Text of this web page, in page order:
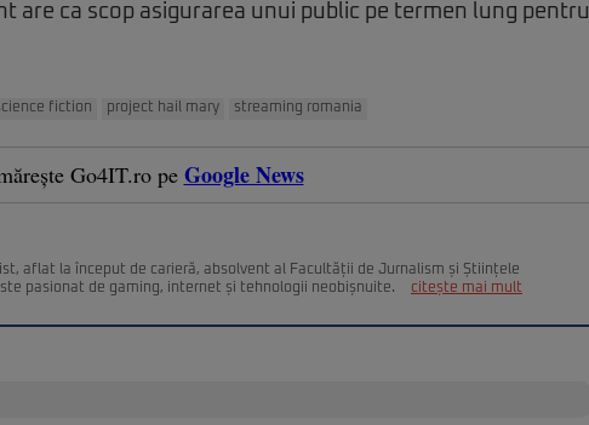
are ca scop asigurarea unui public pe termen lung pentru
fiction project hail mary streaming romania
Go4IT.ro pe Google News
aflat la început de carieră, absolvent al Facultății de Jurnalism și Științele
pasionat de gaming, internet și tehnologii neobișnuite.
citește mai mult